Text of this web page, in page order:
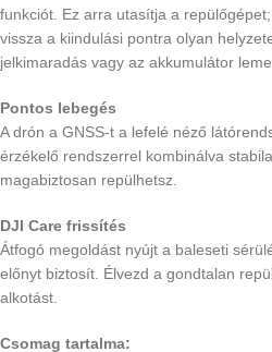
funkciót. Ez arra utasítja a
vissza a kiindulási pontra olyan
jelkimaradás vagy az akkumulátor
Pontos lebegés
A drón a GNSS-t a lefelé néző
érzékelő rendszerrel kombinálva
magabiztosan repülhetsz.
DJI Care frissítés
Átfogó megoldást nyújt a baleseti
előnyt biztosít. Élvezd a gondtalan
alkotást.
Csomag tartalma: